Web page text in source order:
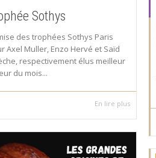
Sothys
des trophées Sothys Paris
Axel Muller, Enzo Hervé et Saïd
respectivement élus meilleur
du mois...
En lire plus